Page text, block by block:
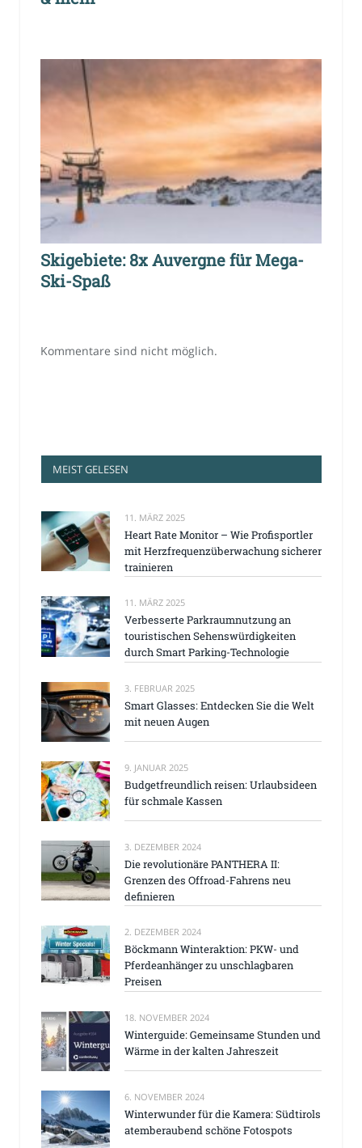
Skigebiete: 8x Auvergne für Mega-
Ski-Spaß
Kommentare sind nicht möglich.
MEIST GELESEN
11. MÄRZ 2025
Heart Rate Monitor – Wie Profisportler
mit Herzfrequenzüberwachung sicherer
trainieren
11. MÄRZ 2025
Verbesserte Parkraumnutzung an
touristischen Sehenswürdigkeiten
durch Smart Parking-Technologie
3. FEBRUAR 2025
Smart Glasses: Entdecken Sie die Welt
mit neuen Augen
9. JANUAR 2025
Budgetfreundlich reisen: Urlaubsideen
für schmale Kassen
3. DEZEMBER 2024
Die revolutionäre PANTHERA II:
Grenzen des Offroad-Fahrens neu
definieren
2. DEZEMBER 2024
Böckmann Winteraktion: PKW- und
Pferdeanhänger zu unschlagbaren
Preisen
18. NOVEMBER 2024
Winterguide: Gemeinsame Stunden und
Wärme in der kalten Jahreszeit
6. NOVEMBER 2024
Winterwunder für die Kamera: Südtirols
atemberaubend schöne Fotospots